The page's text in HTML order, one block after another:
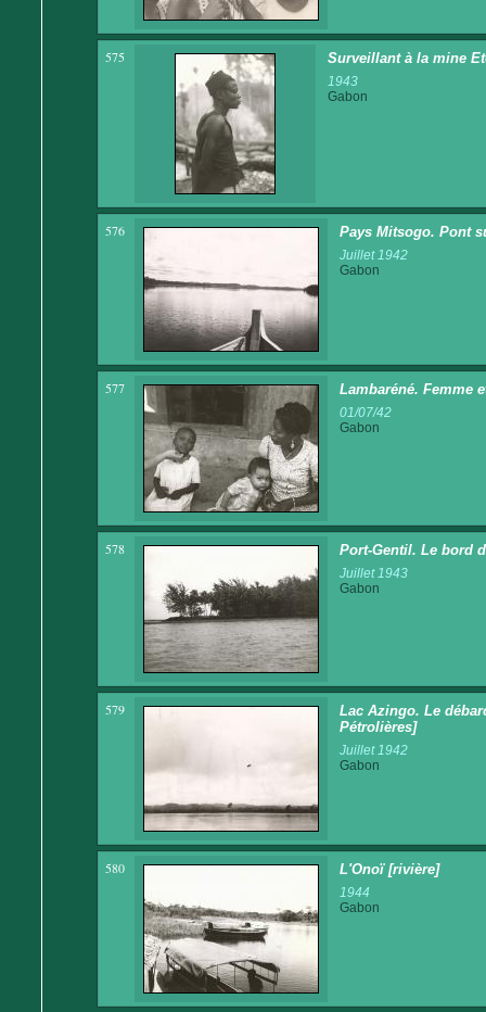
575 Surveillant à la mine
1943
Gabon
576 Pays Mitsogo. Pont
Juillet 1942
Gabon
577 Lambaréné. Femme
01/07/42
Gabon
578 Port-Gentil. Le bord
Juillet 1943
Gabon
579
Lac Azingo. Le
Pétrolières]
Juillet 1942
Gabon
580 L'Onoï [rivière]
1944
Gabon